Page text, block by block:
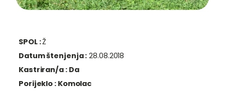
SPOL :Ž
Datum štenjenja : 28.08.2018
Kastriran/a : Da
Porijeklo : Komolac